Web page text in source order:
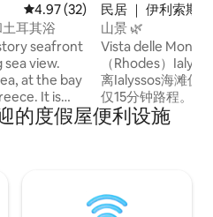
平均评分 4.97 分（满分 5 分）
4.97 (32)
耳其浴
seafront
sea view.
at the bay
It is
to 10
a
民居 ｜ 伊利索斯
山景 🌿
Vista delle
（Rhodes）
离Ialyssos海滩仅
仅15分钟路程。
安静街区，可欣赏
和私人庭院。 非
的度假屋便利设施